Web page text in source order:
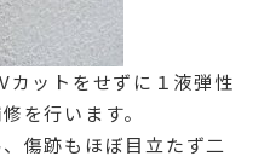
カットをせずに１液弾性
を行います。
傷跡もほぼ目立たず二